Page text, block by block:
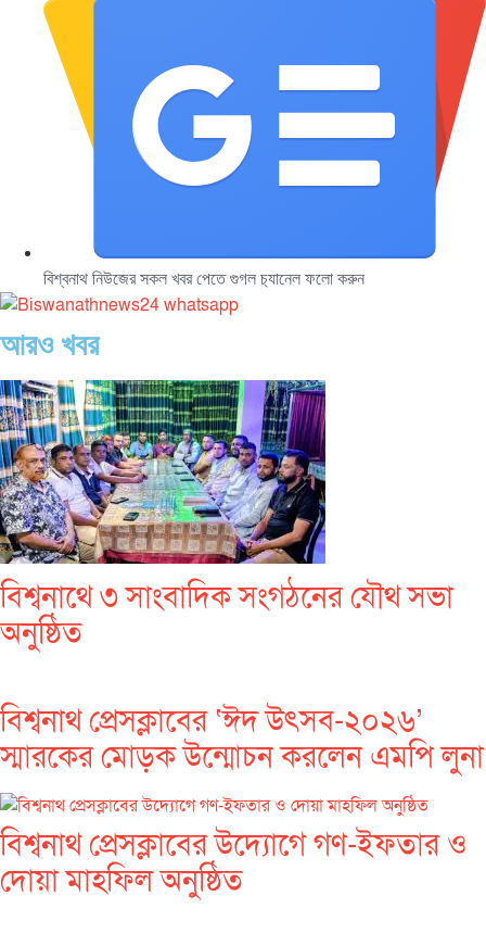
বিশ্বনাথ নিউজের সকল খবর পেতে গুগল চ‌্যানেল ফলো করুন
আরও খবর
বিশ্বনাথে ৩ সাংবাদিক সংগঠনের যৌথ সভা
অনুষ্ঠিত
বিশ্বনাথ প্রেসক্লাবের ‘ঈদ উৎসব-২০২৬’
স্মারকের মোড়ক উন্মোচন করলেন এমপি লুনা
বিশ্বনাথ প্রেসক্লাবের উদ্যোগে গণ-ইফতার ও
দোয়া মাহফিল অনুষ্ঠিত